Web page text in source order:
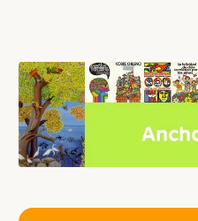
contenido